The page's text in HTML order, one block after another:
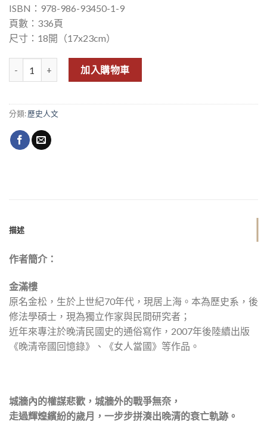
ISBN：978-986-93450-1-9
頁數：336頁
尺寸：18開（17x23cm）
紫禁城的落日：大清帝國覆滅的真相 數量
加入購物車
分類:歷史人文
描述
作者簡介：
金滿樓
原名金松，生於上世紀70年代，現居上海。本為歷史系，後
修法學碩士，現為獨立作家與民間研究者；
近年來專注於晚清民國史的通俗寫作，2007年後陸續出版
《晚清帝國回憶錄》、《女人當國》等作品。
城牆內的權謀悲歡，城牆外的戰爭無奈，
走過輝煌繽紛的歲月，一步步拼湊出晚清的衰亡軌跡。